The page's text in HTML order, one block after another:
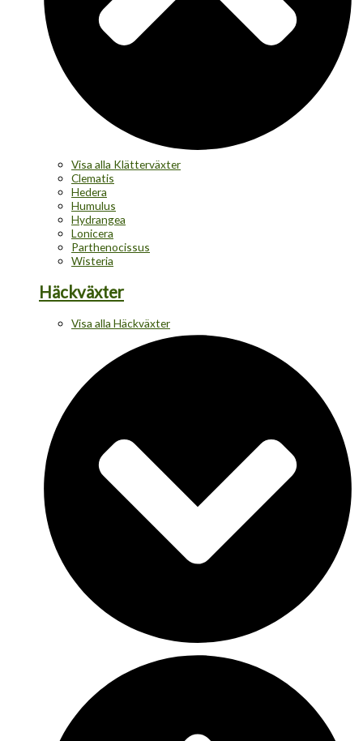
Visa alla Klätterväxter
Clematis
Hedera
Humulus
Hydrangea
Lonicera
Parthenocissus
Wisteria
Häckväxter
Visa alla Häckväxter